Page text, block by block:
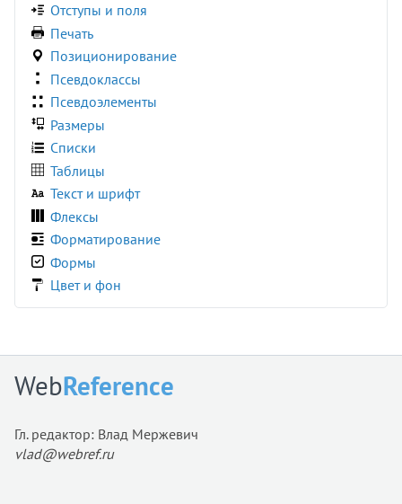
:read-write
:required
:right
:root
:seeking
:stalled
:target
:user-invalid
:user-valid
:valid
:visited
:volume-locked
@charset
@import
@keyframes
@page
@supports
Отступы и поля
Печать
Позиционирование
Псевдоклассы
Псевдоэлементы
Размеры
Списки
Таблицы
Текст и шрифт
Флексы
Форматирование
Формы
Цвет и фон
WebReference
Гл. редактор: Влад Мержевич
vlad@webref.ru